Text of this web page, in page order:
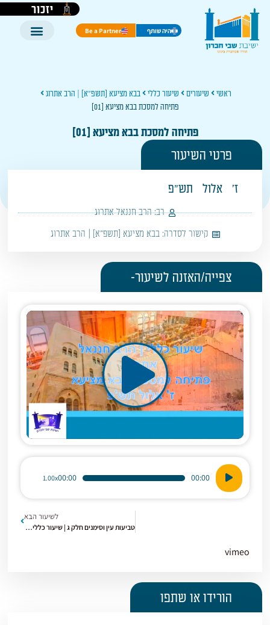
יזכור
היה שותף Be a Partner
ראשי שיעורים שיעור כללי
בבא מציעא [תשפ"א] | הרב אתרוג
פתיחה למסכת בבא מציעא [01]
פתיחה למסכת בבא מציעא [01]
פרטי השיעור
ז' אלול תש"פ
רב: הרב חננאל אתרוג
קישור לסדרה: בבא מציעא [תשפ"א] | הרב אתרוג
צפייה/האזנה לשיעור-
נגן
אודיו
00:00
00:00
1.00x
לשיעור הבא
טביעות עין וסימנים חלק ג | שיעור כללי בבא מציעא תשפ'א [10]
vimeo
הורידו או שתפו